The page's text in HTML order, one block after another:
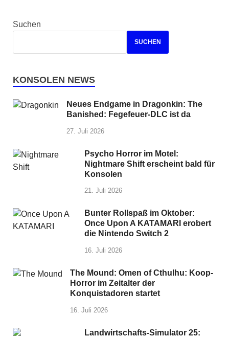
Suchen
SUCHEN
KONSOLEN NEWS
Neues Endgame in Dragonkin: The
Banished: Fegefeuer-DLC ist da
27. Juli 2026
Psycho Horror im Motel:
Nightmare Shift erscheint bald für
Konsolen
21. Juli 2026
Bunter Rollspaß im Oktober:
Once Upon A KATAMARI erobert
die Nintendo Switch 2
16. Juli 2026
The Mound: Omen of Cthulhu: Koop-
Horror im Zeitalter der
Konquistadoren startet
16. Juli 2026
Landwirtschafts-Simulator 25: